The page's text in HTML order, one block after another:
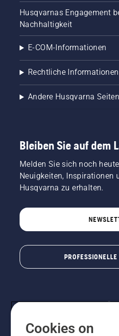
Husqvarnas Engagement
Nachhaltigkeit
E-COM-Informationen
Rechtliche Informationen
Andere Husqvarna Seiten
Bleiben Sie auf dem
Melden Sie sich noch
Neuigkeiten, Inspirationen
Husqvarna zu erhalten.
Cookies on